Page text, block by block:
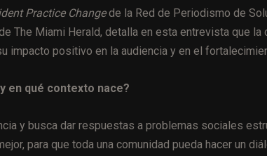
Practice Change de la Red de Periodismo de
The Miami Herald, detalla en esta entrevista que
impacto positivo en la audiencia y en el
en qué contexto nace?
y busca dar respuestas a problemas sociales
para que toda una comunidad pueda hacer un